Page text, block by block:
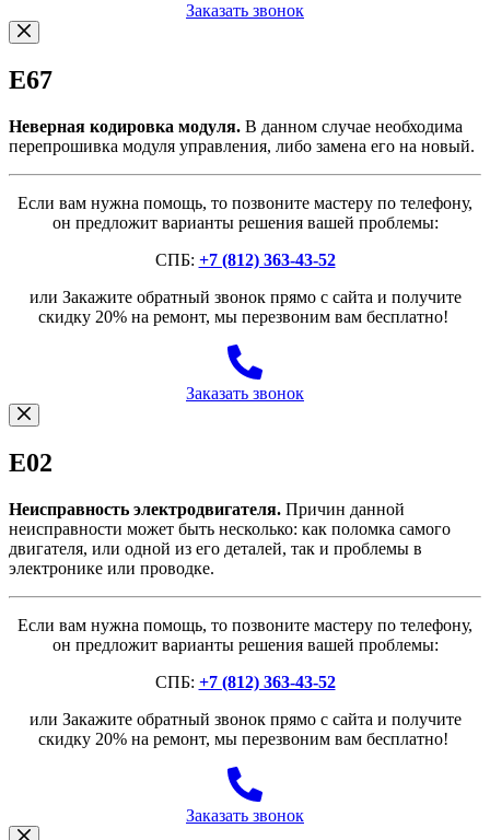
Заказать звонок
E67
Неверная кодировка модуля. В данном случае необходима
перепрошивка модуля управления, либо замена его на новый.
Если вам нужна помощь, то позвоните мастеру по телефону,
он предложит варианты решения вашей проблемы:
СПБ: +7 (812) 363-43-52
или Закажите обратный звонок прямо с сайта и получите
скидку 20% на ремонт, мы перезвоним вам бесплатно!
Заказать звонок
E02
Неисправность электродвигателя. Причин данной
неисправности может быть несколько: как поломка самого
двигателя, или одной из его деталей, так и проблемы в
электронике или проводке.
Если вам нужна помощь, то позвоните мастеру по телефону,
он предложит варианты решения вашей проблемы:
СПБ: +7 (812) 363-43-52
или Закажите обратный звонок прямо с сайта и получите
скидку 20% на ремонт, мы перезвоним вам бесплатно!
Заказать звонок